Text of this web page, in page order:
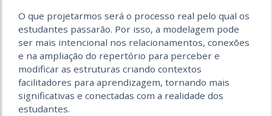
O que projetarmos será o processo real pelo qual os
estudantes passarão. Por isso, a modelagem pode
ser mais intencional nos relacionamentos, conexões
e na ampliação do repertório para perceber e
modificar as estruturas criando contextos
facilitadores para aprendizagem, tornando mais
significativas e conectadas com a realidade dos
estudantes.